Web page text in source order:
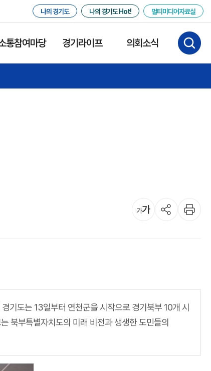
나의 경기도 나의 경기도 Hot! 멀티미디어자료실
통참여마당 경기라이프 의회소식
기도는 13일부터 연천군을 시작으로 경기북부 10개 시
북부특별자치도의 미래 비전과 생생한 도민들의